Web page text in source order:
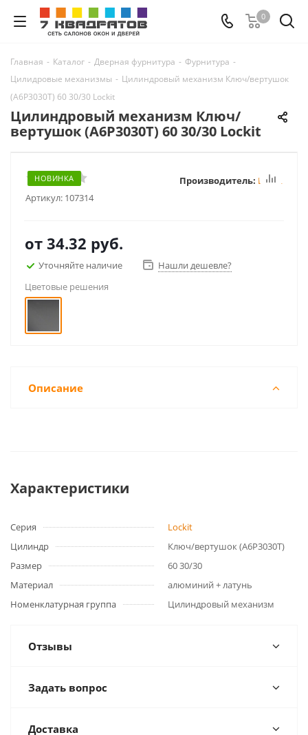
0
Главная - Каталог - Дверная фурнитура - Фурнитура -
Цилидровые механизмы - Цилиндровый механизм Ключ/вертушок
(А6Р3030Т) 60 30/30 Lockit
Цилиндровый механизм Ключ/
вертушок (А6Р3030Т) 60 30/30 Lockit
НОВИНКА
Артикул: 107314
Производитель: Lockit
от 34.32 руб.
Уточняйте наличие
Нашли дешевле?
Цветовые решения
Описание
Характеристики
Серия
Lockit
Цилиндр
Ключ/вертушок (А6Р3030Т)
Размер
60 30/30
Материал
алюминий + латунь
Номенклатурная группа
Цилиндровый механизм
Отзывы
Задать вопрос
Доставка